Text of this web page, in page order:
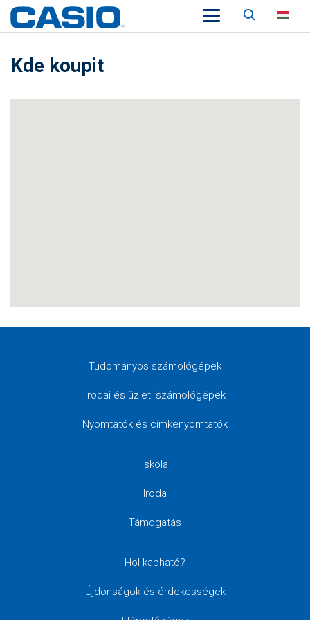
Keresés
Kde koupit
Tudományos számológépek
Irodai és üzleti számológépek
Nyomtatók és címkenyomtatók
Iskola
Iroda
Támogatás
Hol kapható?
Újdonságok és érdekességek